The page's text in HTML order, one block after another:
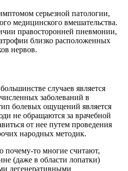
серьезной патологии,
медицинского вмешательства.
правосторонней пневмонии,
близко расположенных
нервов.
случаев является
заболеваний в
болевых ощущений является
не обращаются за врачебной
от нее путем проведения
народных методик.
почему-то многие считают,
(даже в области лопатки)
дегенеративными